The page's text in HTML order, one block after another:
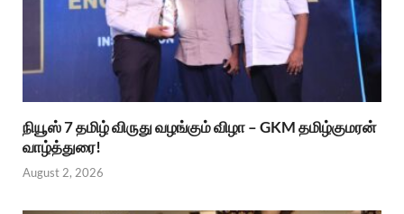
நியூஸ் 7 தமிழ் விருது வழங்கும் விழா – GKM தமிழ்குமரன்
வாழ்த்துரை!
August 2, 2026